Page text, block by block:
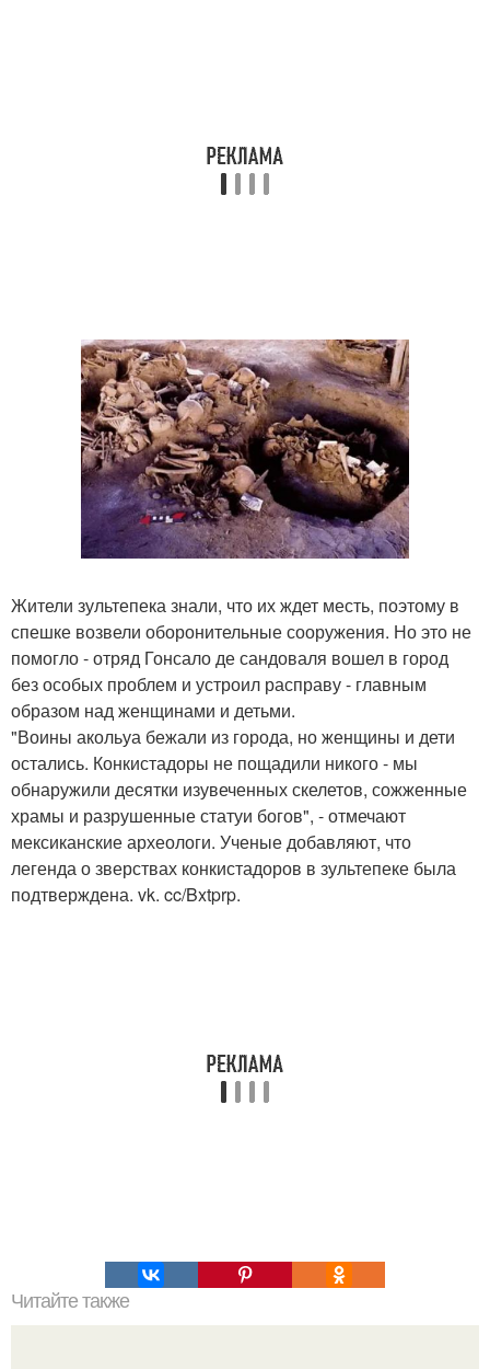
Жители зультепека знали, что их ждет месть, поэтому в
спешке возвели оборонительные сооружения. Но это не
помогло - отряд Гонсало де сандоваля вошел в город
без особых проблем и устроил расправу - главным
образом над женщинами и детьми.
"Воины акольуа бежали из города, но женщины и дети
остались. Конкистадоры не пощадили никого - мы
обнаружили десятки изувеченных скелетов, сожженные
храмы и разрушенные статуи богов", - отмечают
мексиканские археологи. Ученые добавляют, что
легенда о зверствах конкистадоров в зультепеке была
подтверждена. vk. cc/Bxtprp.
Читайте также